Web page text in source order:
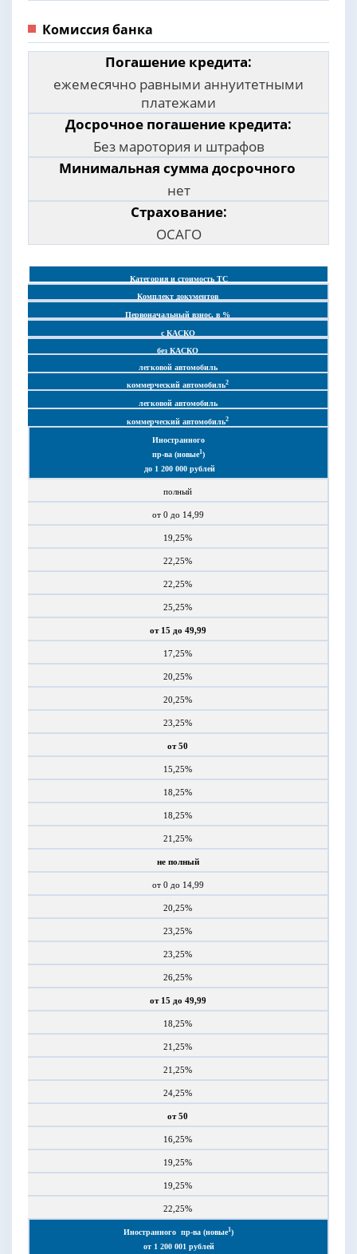
Комиссия банка
Погашение кредита:
ежемесячно равными аннуитетными
платежами
Досрочное погашение кредита:
Без маротория и штрафов
Минимальная сумма досрочного
нет
Страхование:
ОСАГО
Категория и стоимость ТС
Комплект документов
Первоначальный взнос, в %
с КАСКО
без КАСКО
легковой автомобиль
коммерческий автомобиль2
легковой автомобиль
коммерческий автомобиль2
Иностранного
пр-ва (новые1)
до 1 200 000 рублей
полный
от 0 до 14,99
19,25%
22,25%
22,25%
25,25%
от 15 до 49,99
17,25%
20,25%
20,25%
23,25%
от 50
15,25%
18,25%
18,25%
21,25%
не полный
от 0 до 14,99
20,25%
23,25%
23,25%
26,25%
от 15 до 49,99
18,25%
21,25%
21,25%
24,25%
от 50
16,25%
19,25%
19,25%
22,25%
Иностранного пр-ва (новые1)
от 1 200 001 рублей